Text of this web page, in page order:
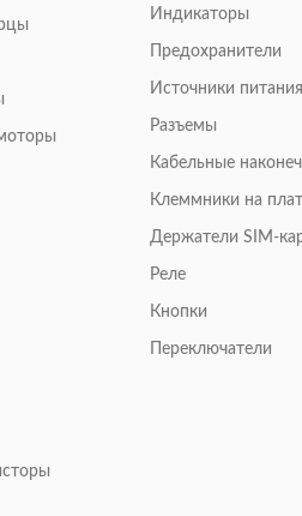
Индикаторы
Предохранители
Источники питания
Разъемы
Кабельные
Клеммники на
Держатели SIM-
Реле
Кнопки
Переключатели